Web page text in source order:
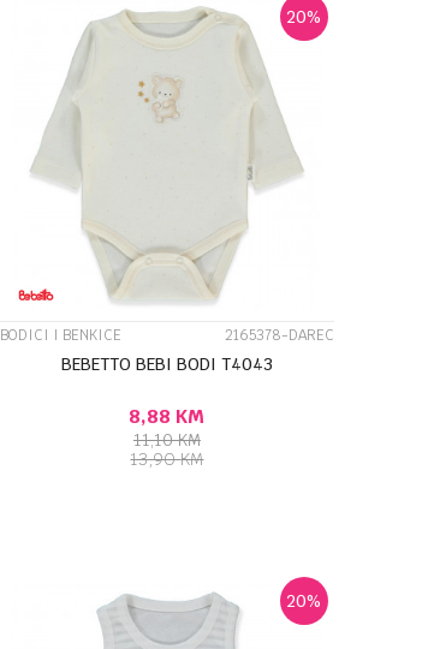
20%
BODICI I BENKICE 2165378-DAREC
BEBETTO BEBI BODI T4043
8,88 KM
11,10KM
13,90KM
20%